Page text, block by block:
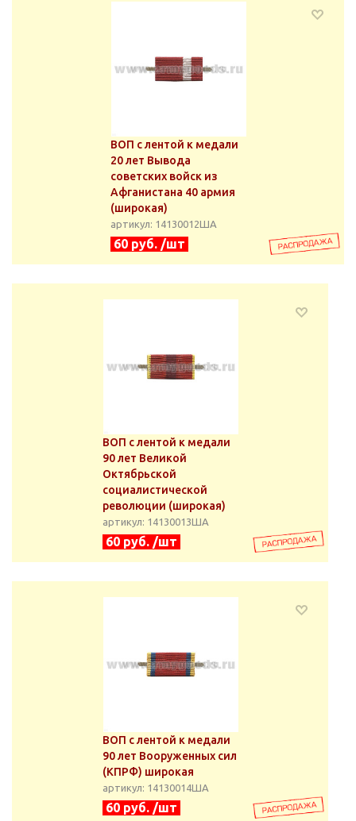
ВОП с лентой к медали
20 лет Вывода
советских войск из
Афганистана 40 армия
(широкая)
артикул: 14130012ША
60 руб. /шт
ВОП с лентой к медали
90 лет Великой
Октябрьской
социалистической
революции (широкая)
артикул: 14130013ША
60 руб. /шт
ВОП с лентой к медали
90 лет Вооруженных сил
(КПРФ) широкая
артикул: 14130014ША
60 руб. /шт